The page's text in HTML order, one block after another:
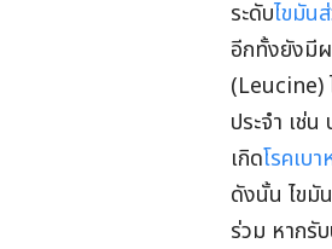
ระดับไขมัน
อีกทั้งยังมี
(Leucine)
ประจำ เช่
เกิดโรคเบา
ดังนั้น ไขมั
ร่วม หากรั